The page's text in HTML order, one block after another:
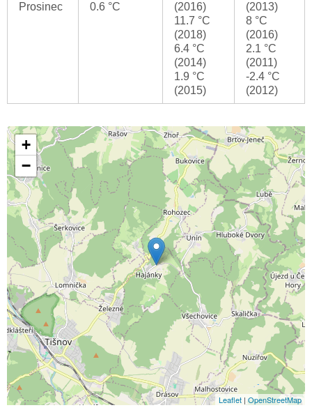
Prosinec
0.6 °C
(2016)
11.7 °C
(2018)
6.4 °C
(2014)
1.9 °C
(2015)
(2013)
8 °C
(2016)
2.1 °C
(2011)
-2.4 °C
(2012)
+
−
Leaflet | OpenStreetMap